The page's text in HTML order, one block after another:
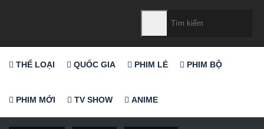
THỂ LOẠI QUỐC GIA PHIM LẺ PHIM BỘ
PHIM MỚI TV SHOW ANIME